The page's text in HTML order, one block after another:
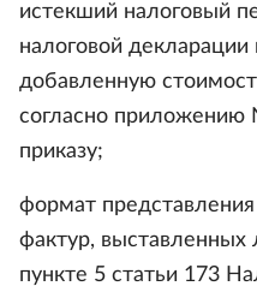
истекший налоговый
налоговой декларации
добавленную
согласно приложению
приказу;
формат
фактур, выставленных
пункте 5 статьи 173